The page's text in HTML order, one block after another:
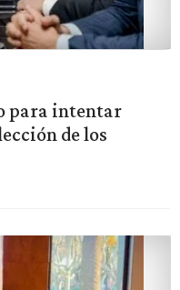
para intentar
de los